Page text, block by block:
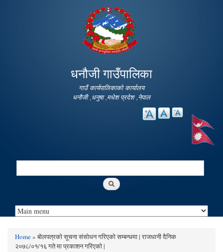
main
content
धनौजी गाउँपालिका
गाउँ कार्यपालिकाको कार्यालय
धनौजी ,धनुषा ,मधेश प्रदेश ,नेपाल
Search
You are here
Home» बोलपत्रको सूचना संसोधन गरिएको सम्बन्धमा | राजधानी दैनिक
२०७८/०१/१६ गते मा प्रकाशन गरिएको |